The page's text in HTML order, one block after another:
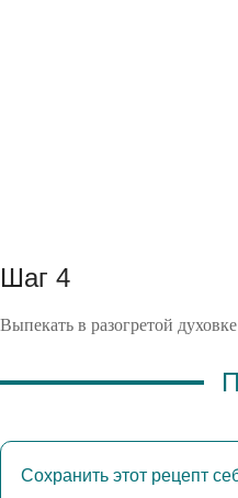
Шаг 4
Выпекать в разогретой
Сохранить этот рецепт